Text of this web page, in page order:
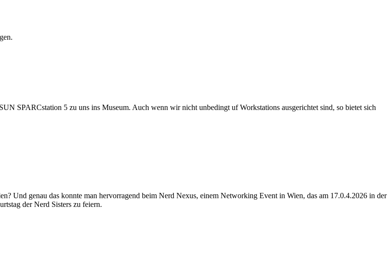
SPARCstation 5 zu uns ins Museum. Auch wenn wir nicht unbedingt uf Workstations ausgerichtet sind, so bietet sich
Und genau das konnte man hervorragend beim Nerd Nexus, einem Networking Event in Wien, das am 17.0.4.2026 in der
der Nerd Sisters zu feiern.